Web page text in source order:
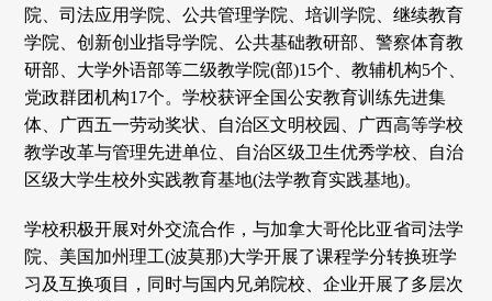
院、司法应用学院、公共管理学院、培训学院、继续教育
学院、创新创业指导学院、公共基础教研部、警察体育教
研部、大学外语部等二级教学院(部)15个、教辅机构5个、
党政群团机构17个。学校获评全国公安教育训练先进集
体、广西五一劳动奖状、自治区文明校园、广西高等学校
教学改革与管理先进单位、自治区级卫生优秀学校、自治
区级大学生校外实践教育基地(法学教育实践基地)。
学校积极开展对外交流合作，与加拿大哥伦比亚省司法学
院、美国加州理工(波莫那)大学开展了课程学分转换班学
习及互换项目，同时与国内兄弟院校、企业开展了多层次